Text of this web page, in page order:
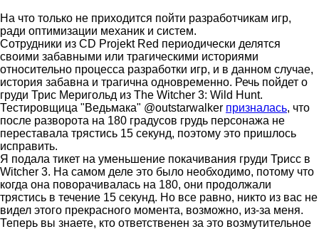
На что только не приходится пойти разработчикам игр,
ради оптимизации механик и систем.
Сотрудники из CD Projekt Red периодически делятся
своими забавными или трагическими историями
относительно процесса разработки игр, и в данном случае,
история забавна и трагична одновременно. Речь пойдет о
груди Трис Меригольд из The Witcher 3: Wild Hunt.
Тестировщица "Ведьмака" @outstarwalker призналась, что
после разворота на 180 градусов грудь персонажа не
переставала трястись 15 секунд, поэтому это пришлось
исправить.
Я подала тикет на уменьшение покачивания груди Трисс в
Witcher 3. На самом деле это было необходимо, потому что
когда она поворачивалась на 180, они продолжали
трястись в течение 15 секунд. Но все равно, никто из вас не
видел этого прекрасного момента, возможно, из-за меня.
Теперь вы знаете, кто ответственен за это возмутительное